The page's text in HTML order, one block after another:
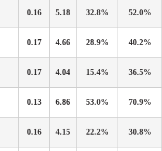
0.16 5.18 32.8% 52.0%
0.17 4.66 28.9% 40.2%
0.17 4.04 15.4% 36.5%
0.13 6.86 53.0% 70.9%
0.16 4.15 22.2% 30.8%